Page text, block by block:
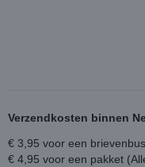
Verzendkosten binnen
€ 3,95 voor een
€ 4,95 voor een pakket